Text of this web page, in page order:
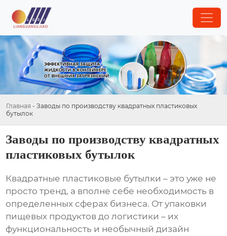
Главная - Заводы по производству квадратных пластиковых
бутылок
Заводы по производству квадратных
пластиковых бутылок
Квадратные пластиковые бутылки – это уже не
просто тренд, а вполне себе необходимость в
определенных сферах бизнеса. От упаковки
пищевых продуктов до логистики – их
функциональность и необычный дизайн